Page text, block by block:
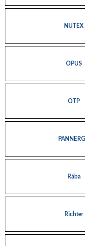
NUTEX
OPUS
OTP
Rába
Richter